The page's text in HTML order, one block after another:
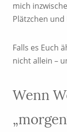
mich
Plätzchen
Falls es Euch
nicht allein –
Wenn